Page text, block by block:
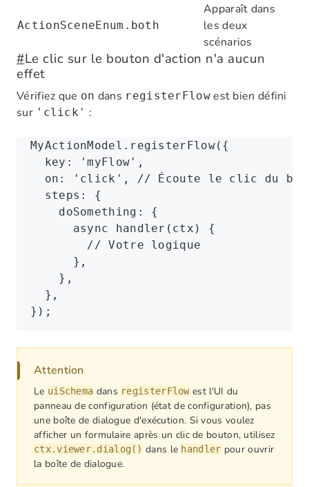
ActionSceneEnum.both
Apparaît dans
les deux
scénarios
#Le clic sur le bouton d'action n'a aucun
effet
Vérifiez que on dans registerFlowest bien défini
sur 'click' :
MyActionModel .registerFlow({
  key
: 'myFlow' ,
  on
: 'click' ,
// Écoute le clic du
  steps
:
{
    doSomething
:
{
      async
handler (ctx) {
        // Votre logique
      }
,
    }
,
  }
,
});
Attention
Le uiSchema dans registerFlowest l'UI du
panneau de configuration (état de configuration), pas
une boîte de dialogue d'exécution. Si vous voulez
afficher un formulaire après un clic de bouton, utilisez
ctx.viewer.dialog() dans le handler pour ouvrir
la boîte de dialogue.